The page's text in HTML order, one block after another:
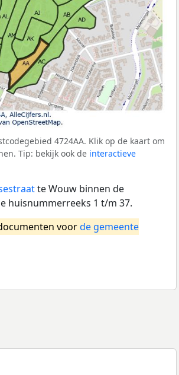
4724AA. Klik op de kaart om
Tip: bekijk ook de interactieve
te Wouw binnen de
huisnummerreeks 1 t/m 37.
voorde gemeente